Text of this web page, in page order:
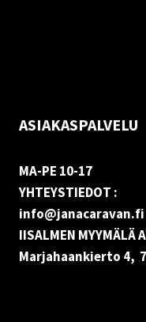
ASIAKASPALVELU
MA-PE 10-17
YHTEYSTIEDOT :
info@janacaravan.fi
IISALMEN MYYMÄLÄ
Marjahaankierto 4,